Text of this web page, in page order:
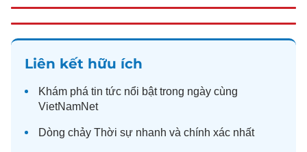
Liên kết hữu ích
Khám phá tin tức nổi bật trong ngày cùng
VietNamNet
Dòng chảy Thời sự nhanh và chính xác nhất